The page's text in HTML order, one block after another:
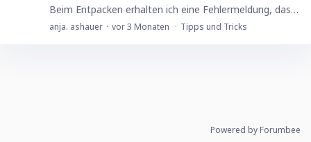
Beim Entpacken erhalten ich eine Fehlermeldung, dass die Datei möglicherweise beschädigt ist. Liegt der Fehler bei mir?
anja. ashauer vor 3 Monaten Tipps und Tricks
Powered by Forumbee